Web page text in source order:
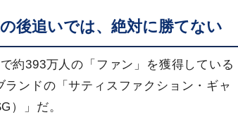
後追いでは、絶対に勝てない
約393万人の「ファン」を獲得している
ランドの「サティスファクション・ギャ
）」だ。